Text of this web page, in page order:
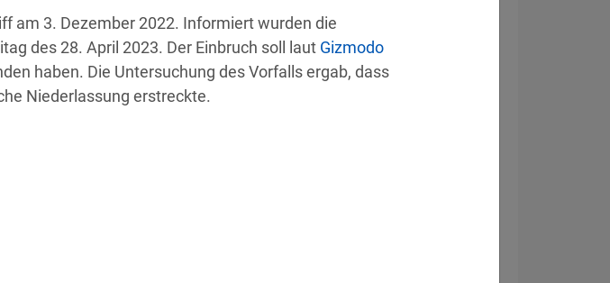
am 3. Dezember 2022. Informiert wurden die
des 28. April 2023. Der Einbruch soll laut Gizmodo
haben. Die Untersuchung des Vorfalls ergab, dass
Niederlassung erstreckte.